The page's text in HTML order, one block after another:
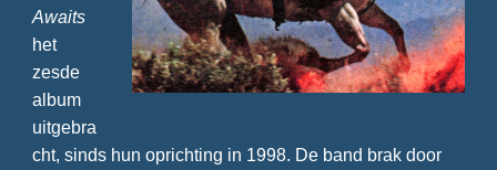
Awaits
het
zesde
album
uitgebra
cht, sinds hun oprichting in 1998. De band brak door